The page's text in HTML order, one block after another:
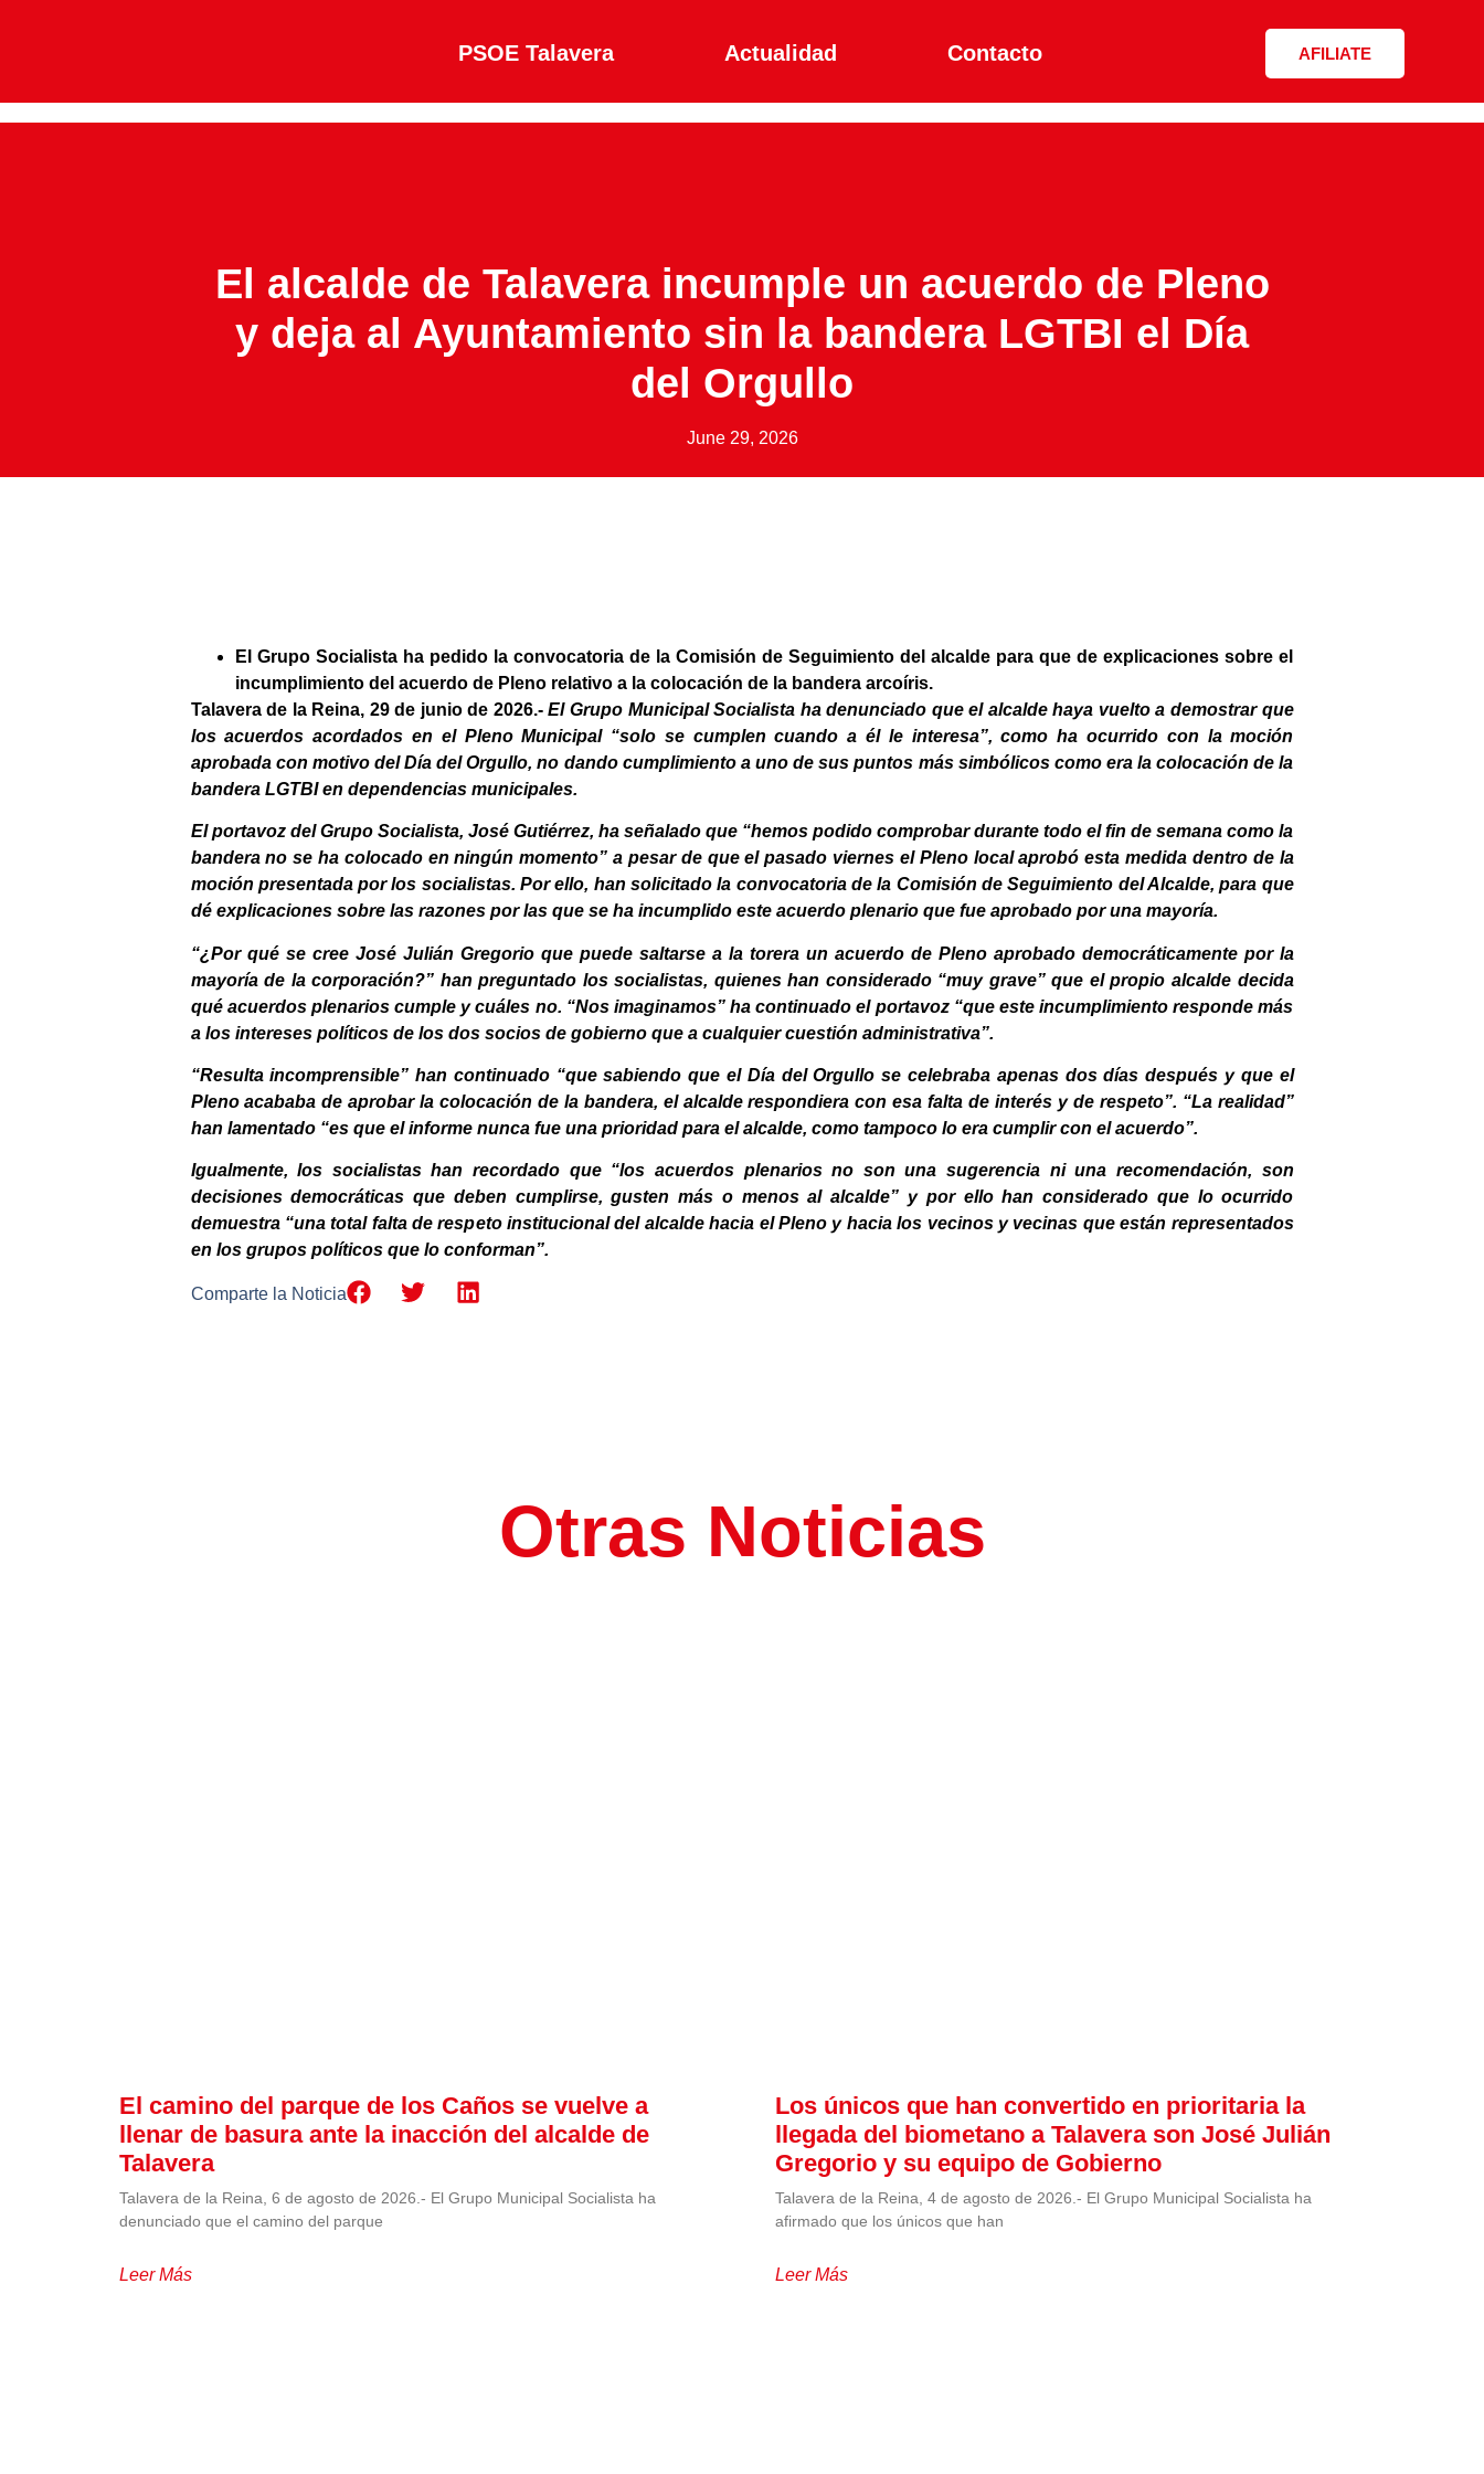
PSOE Talavera Actualidad Contacto AFILIATE
El alcalde de Talavera incumple un acuerdo de Pleno
y deja al Ayuntamiento sin la bandera LGTBI el Día
del Orgullo
June 29, 2026
El Grupo Socialista ha pedido la convocatoria de la Comisión de Seguimiento del alcalde para que de explicaciones sobre el
incumplimiento del acuerdo de Pleno relativo a la colocación de la bandera arcoíris.
Talavera de la Reina, 29 de juniode 2026.- El Grupo Municipal Socialista ha denunciado que el alcalde haya vuelto a demostrar que
los acuerdos acordados en el Pleno Municipal “solo se cumplen cuando a él le interesa”, como ha ocurrido con la moción
aprobada con motivo del Día del Orgullo, no dando cumplimiento a uno de sus puntos más simbólicos como era la colocación de la
bandera LGTBI en dependencias municipales.
El portavoz del Grupo Socialista, José Gutiérrez, ha señalado que “hemos podido comprobar durante todo el fin de semana como la
bandera no se ha colocado en ningún momento” a pesar de que el pasado viernes el Pleno local aprobó esta medida dentro de la
moción presentada por los socialistas. Por ello, han solicitado la convocatoria de la Comisión de Seguimiento del Alcalde, para que
dé explicaciones sobre las razones por las que se ha incumplido este acuerdo plenario que fue aprobado por una mayoría.
“¿Por qué se cree José Julián Gregorio que puede saltarse a la torera un acuerdo de Pleno aprobado democráticamente por la
mayoría de la corporación?” han preguntado los socialistas, quienes han considerado “muy grave” que el propio alcalde decida
qué acuerdos plenarios cumple y cuáles no. “Nos imaginamos” ha continuado el portavoz “que este incumplimiento responde más
a los intereses políticos de los dos socios de gobierno que a cualquier cuestión administrativa”.
“Resulta incomprensible” han continuado “que sabiendo que el Día del Orgullo se celebraba apenas dos días después y que el
Pleno acababa de aprobar la colocación de la bandera, el alcalde respondiera con esa falta de interés y de respeto”. “La realidad”
han lamentado “es que el informe nunca fue una prioridad para el alcalde, como tampoco lo era cumplir con el acuerdo”.
Igualmente, los socialistas han recordado que “los acuerdos plenarios no son una sugerencia ni una recomendación, son
decisiones democráticas que deben cumplirse, gusten más o menos al alcalde” y por ello han considerado que lo ocurrido
demuestra “una total falta de respeto institucional del alcalde hacia el Pleno y hacia los vecinos y vecinas que están representados
en los grupos políticos que lo conforman”.
Comparte la Noticia
Otras Noticias
El camino del parque de los Caños se vuelve a
llenar de basura ante la inacción del alcalde de
Talavera
Talavera de la Reina, 6 de agosto de 2026.- El Grupo Municipal Socialista ha
denunciado que el camino del parque
Leer Más
Los únicos que han convertido en prioritaria la
llegada del biometano a Talavera son José Julián
Gregorio y su equipo de Gobierno
Talavera de la Reina, 4 de agosto de 2026.- El Grupo Municipal Socialista ha
afirmado que los únicos que han
Leer Más